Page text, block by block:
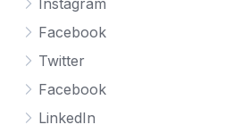
Instagram
Facebook
Twitter
Facebook
LinkedIn